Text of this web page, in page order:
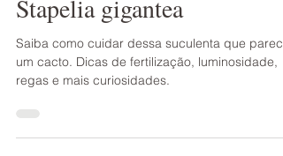
17 de fev. de 2020
1 min de leitura
Stapelia gigantea
Saiba como cuidar dessa suculenta que parece
regas e mais curiosidades.